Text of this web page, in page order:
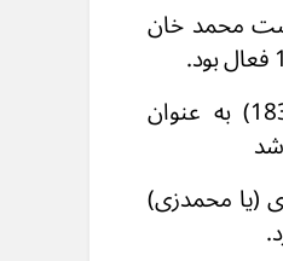
محمد خان
در کابل (1838) به عنوان
(یا محمدزی)